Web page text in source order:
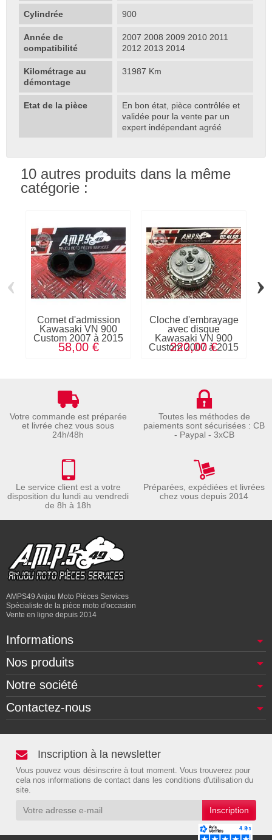
Cylindrée 900
Année de
compatibilité
2007 2008 2009 2010 2011
2012 2013 2014
Kilométrage au
démontage
31987 Km
Etat de la pièce
En bon état, pièce contrôlée et
validée pour la vente par un
expert indépendant agréé
10 autres produits dans la même
catégorie :
Cornet d'admission
Kawasaki VN 900
Custom 2007 à 2015
58,00 €
Cloche d'embrayage
avec disque
Kawasaki VN 900
Custom 2007 à 2015
220,00 €
‹ ›
Votre commande est préparée
et livrée chez vous sous
24h/48h
Toutes les méthodes de
paiements sont sécurisées : CB
- Paypal - 3xCB
Le service client est a votre
disposition du lundi au vendredi
de 8h à 18h
Préparées, expédiées et livrées
chez vous depuis 2014
AMPS49 Anjou Moto Pièces Services
Spécialiste de la pièce moto d'occasion
Vente en ligne depuis 2014
Informations
Nos produits
Notre société
Contactez-nous
Inscription à la newsletter
Vous pouvez vous désinscrire à tout moment. Vous trouverez pour
cela nos informations de contact dans les conditions d'utilisation du
site.